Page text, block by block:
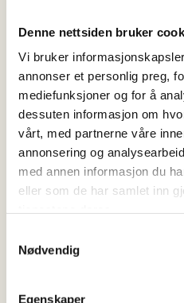
Denne nettsiden bruker
Vi bruker
annonser et personlig preg,
mediefunksjoner og for å
dessuten informasjon om
vårt, med partnerne våre
annonsering og
med annen informasjon du
eller som de har samlet inn
Nødvendig
Egenskaper
Man kan ikke levere
på årsmøte for å stemme.
Man må være myndig for å
Styret har stemmerett.